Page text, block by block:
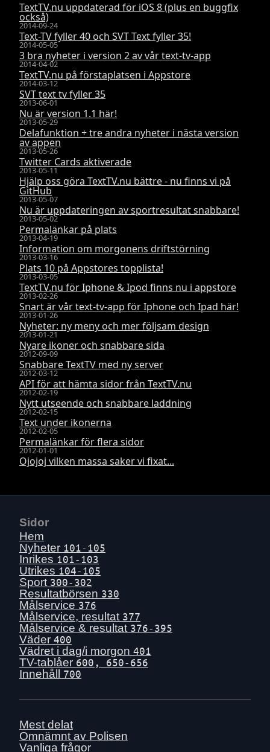
TextTV.nu uppdaterad för iOS 8 (plus en buggfix
också)
2014-09-24
Text-TV fyller 40 och SVT Text fyller 35!
2014-05-05
3 bra nyheter i version 2 av vår text-tv-app
2014-04-02
TextTV.nu på förstaplatsen i Appstore
2014-03-12
SVT text tv fyller 35
2013-06-01
Nu är version 1.1 här!
2013-05-29
Delafunktion + tre andra nyheter i nästa version
av appen
2013-05-26
Twitter Cards aktiverade
2013-05-11
Hjälp oss göra TextTV.nu bättre - nu finns vi på
GitHub
2013-05-07
Nu är uppdateringen av sportresultat snabbare!
2013-05-02
Permalänkar på plats
2013-04-19
Information om morgonens driftstörning
2013-03-16
Plats 10 på Appstores topplista!
2013-03-05
TextTV.nu för Iphone & Ipod finns nu i appstore
2013-02-26
Snart är vår text-tv-app för Iphone och Ipad här!
2013-01-26
Nyheter: ny meny och mer följsam design
2013-01-21
Nyare ikoner och snabbare sida
2012-09-09
Snabbare TextTV med ny server
2012-03-12
API för att hämta sidor från TextTV.nu
2012-02-19
Nytt utseende och snabbare laddning
2012-02-15
Text under ikonerna
2012-02-05
Permalänkar för flera sidor
2012-01-01
Ojojoj vilken massa saker vi fixat...
Sidor
Hem
Nyheter 101-105
Inrikes 101-103
Utrikes 104-105
Sport 300-302
Resultatbörsen 330
Målservice 376
Målservice, resultat 377
Målservice & resultat 376-395
Väder 400
Vädret i dag/i morgon 401
TV-tablåer 600, 650-656
Innehåll 700
Mest delat
Omnämnt av Polisen
Vanliga frågor